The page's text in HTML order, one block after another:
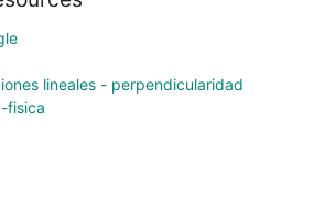
lineales - perpendicularidad
fisica